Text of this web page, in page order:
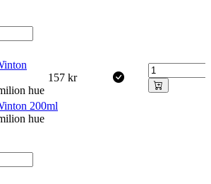
hue
157 kr
200ml
hue